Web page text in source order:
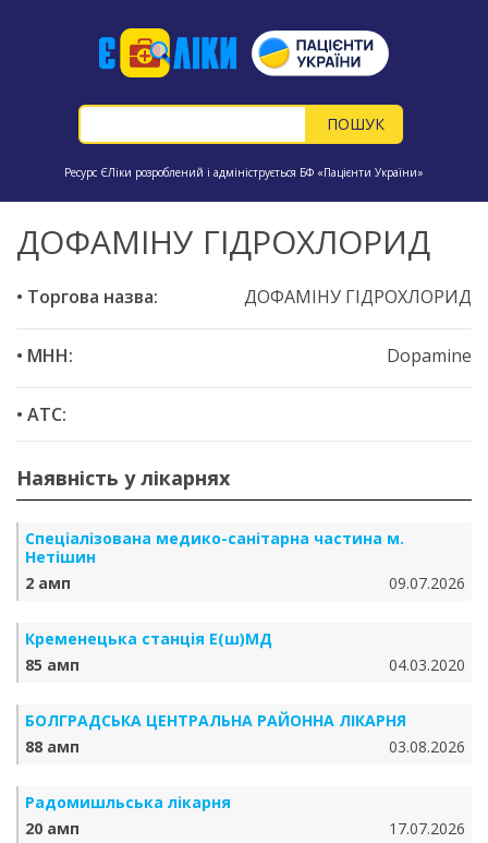
Ресурс ЄЛіки розроблений і адмініструється БФ «Пацієнти України»
ДОФАМІНУ ГІДРОХЛОРИД
• Торгова назва: ДОФАМІНУ ГІДРОХЛОРИД
• МНН: Dopamine
• ATC:
Наявність у лікарнях
Спеціалізована медико-санітарна частина м.
Нетішин
2 амп
09.07.2026
Кременецька станція Е(ш)МД
85 амп
04.03.2020
БОЛГРАДСЬКА ЦЕНТРАЛЬНА РАЙОННА ЛІКАРНЯ
88 амп
03.08.2026
Радомишльська лікарня
20 амп
17.07.2026